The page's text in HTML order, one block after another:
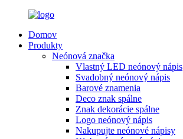
Domov
Produkty
Neónová značka
Vlastný LED neónový nápis
Svadobný neónový nápis
Barové znamenia
Deco znak spálne
Znak dekorácie spálne
Logo neónový nápis
Nakupujte neónové nápisy